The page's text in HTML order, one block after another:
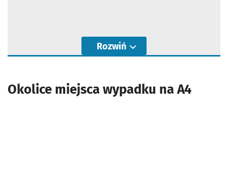
Rozwiń
Okolice miejsca wypadku na A4